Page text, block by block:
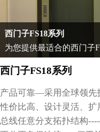
西门子FS18系列
为您提供最适合的西门子
西门子FS18系列
产品可靠—采用全球领先
性价比高、设计灵活、扩
总线任意分支拓扑结构